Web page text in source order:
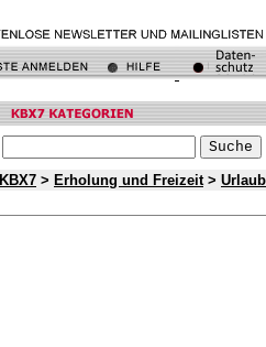
KBX7 > Erholung und Freizeit>